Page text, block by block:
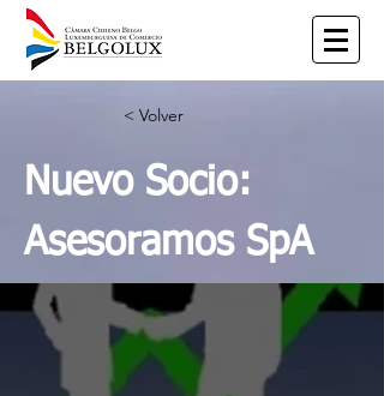
< Volver
Nuevo Socio:
Asesoramos SpA